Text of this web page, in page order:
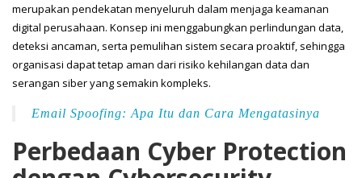
merupakan pendekatan menyeluruh dalam menjaga keamanan
digital perusahaan. Konsep ini menggabungkan perlindungan data,
deteksi ancaman, serta pemulihan sistem secara proaktif, sehingga
organisasi dapat tetap aman dari risiko kehilangan data dan
serangan siber yang semakin kompleks.
Email Spoofing: Apa Itu dan Cara Mengatasinya
Perbedaan Cyber Protection